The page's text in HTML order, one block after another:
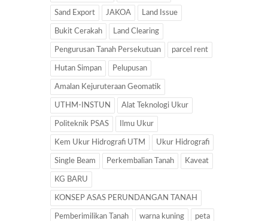
Sand Export JAKOA Land Issue
Bukit Cerakah Land Clearing
Pengurusan Tanah Persekutuan parcel rent
Hutan Simpan Pelupusan
Amalan Kejuruteraan Geomatik
UTHM-INSTUN Alat Teknologi Ukur
Politeknik PSAS Ilmu Ukur
Kem Ukur Hidrografi UTM Ukur Hidrografi
Single Beam Perkembalian Tanah Kaveat
KG BARU
KONSEP ASAS PERUNDANGAN TANAH
Pemberimilikan Tanah warna kuning peta